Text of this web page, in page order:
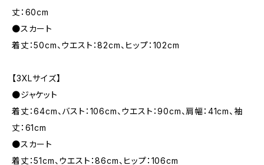
丈：60cm
●スカート
着丈：50cm、ウエスト：82cm、ヒップ：102cm
【3XLサイズ】
●ジャケット
着丈：64cm、バスト：106cm、ウエスト：90cm、肩幅：41cm、袖
丈：61cm
●スカート
着丈：51cm、ウエスト：86cm、ヒップ：106cm